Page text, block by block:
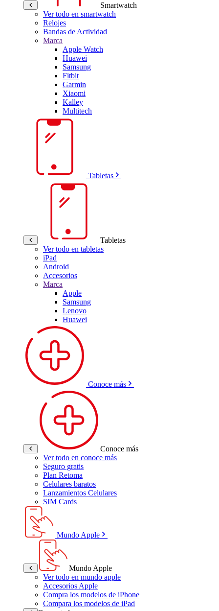
Smartwatch
Ver todo en smartwatch
Relojes
Bandas de Actividad
Marca
Apple Watch
Huawei
Samsung
Fitbit
Garmin
Xiaomi
Kalley
Multitech
Tabletas
Tabletas
Ver todo en tabletas
iPad
Android
Accesorios
Marca
Apple
Samsung
Lenovo
Huawei
Conoce más
Conoce más
Ver todo en conoce más
Seguro gratis
Plan Retoma
Celulares baratos
Lanzamientos Celulares
SIM Cards
Mundo Apple
Mundo Apple
Ver todo en mundo apple
Accesorios Apple
Compra los modelos de iPhone
Compara los modelos de iPad